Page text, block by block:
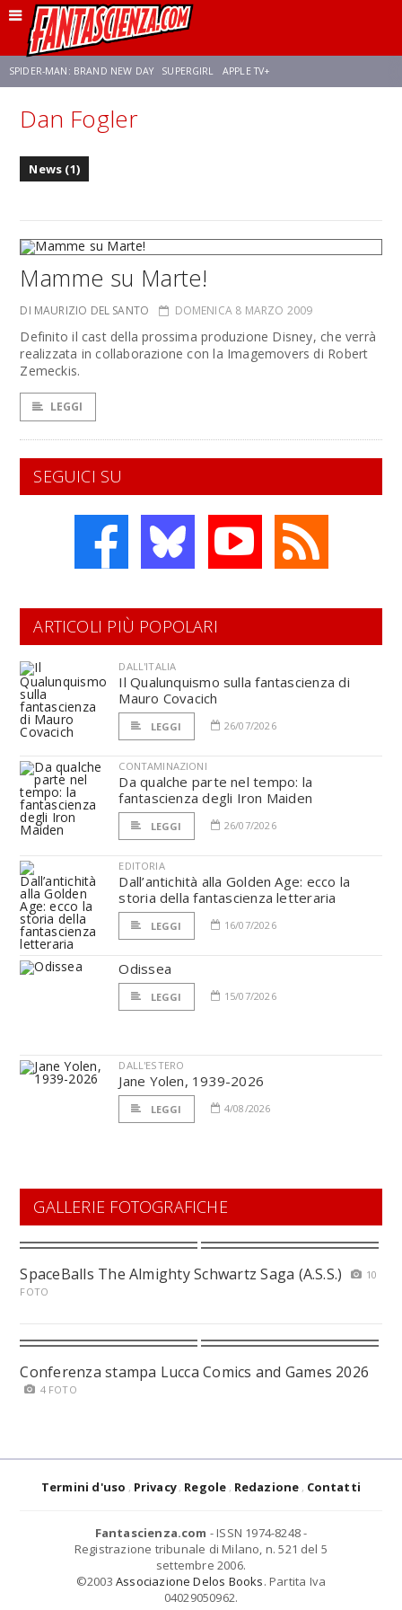
SPIDER-MAN: BRAND NEW DAY SUPERGIRL APPLE TV+
FRANCO RICCIARDIELLO
Dan Fogler
News (1)
Mamme su Marte!
DI MAURIZIO DEL SANTO DOMENICA 8 MARZO 2009
Definito il cast della prossima produzione Disney, che verrà
realizzata in collaborazione con la Imagemovers di Robert
Zemeckis.
LEGGI
SEGUICI SU
ARTICOLI PIÙ POPOLARI
DALL'ITALIA
Il Qualunquismo sulla fantascienza di
Mauro Covacich
LEGGI 26/07/2026
CONTAMINAZIONI
Da qualche parte nel tempo: la
fantascienza degli Iron Maiden
LEGGI 26/07/2026
EDITORIA
Dall’antichità alla Golden Age: ecco la
storia della fantascienza letteraria
LEGGI 16/07/2026
Odissea
LEGGI 15/07/2026
DALL'ESTERO
Jane Yolen, 1939-2026
LEGGI 4/08/2026
GALLERIE FOTOGRAFICHE
SpaceBalls The Almighty Schwartz Saga (A.S.S.)
10
FOTO
Conferenza stampa Lucca Comics and Games 2026
4 FOTO
Termini d'uso Privacy Regole Redazione Contatti
Fantascienza.com - ISSN 1974-8248 -
Registrazione tribunale di Milano, n. 521 del 5
settembre 2006.
©2003 Associazione Delos Books. Partita Iva
04029050962.